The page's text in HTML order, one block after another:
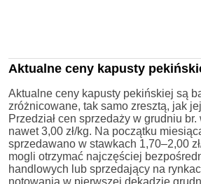
Aktualne ceny kapusty
Aktualne ceny kapusty pekińskiej są
zróżnicowane, tak samo zresztą, jak
Przedział cen sprzedaży w grudniu br.
nawet 3,00 zł/kg. Na początku
sprzedawano w stawkach 1,70–2,00
mogli otrzymać najczęściej
handlowych lub sprzedający na
notowania w pierwszej dekadzie